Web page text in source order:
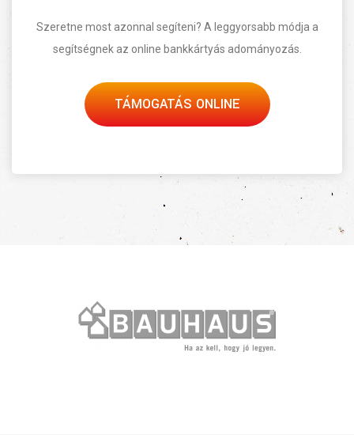
Szeretne most azonnal segíteni? A leggyorsabb módja a
segítségnek az online bankkártyás adományozás.
TÁMOGATÁS ONLINE